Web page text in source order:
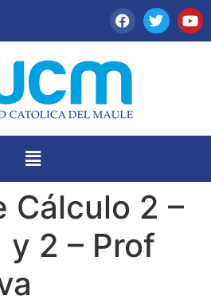
Cálculo 2 –
y 2 – Prof